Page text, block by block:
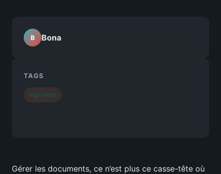
Gérer les documents, ce n’est plus ce casse-tête où
B Bona
TAGS
high-tech